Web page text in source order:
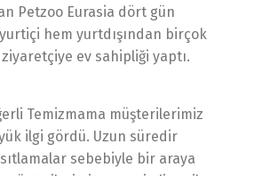
Petzoo Eurasia dört gün
hem yurtdışından birçok
ziyaretçiye ev sahipliği yaptı.
Temizmama müşterilerimiz
ilgi gördü. Uzun süredir
sebebiyle bir araya